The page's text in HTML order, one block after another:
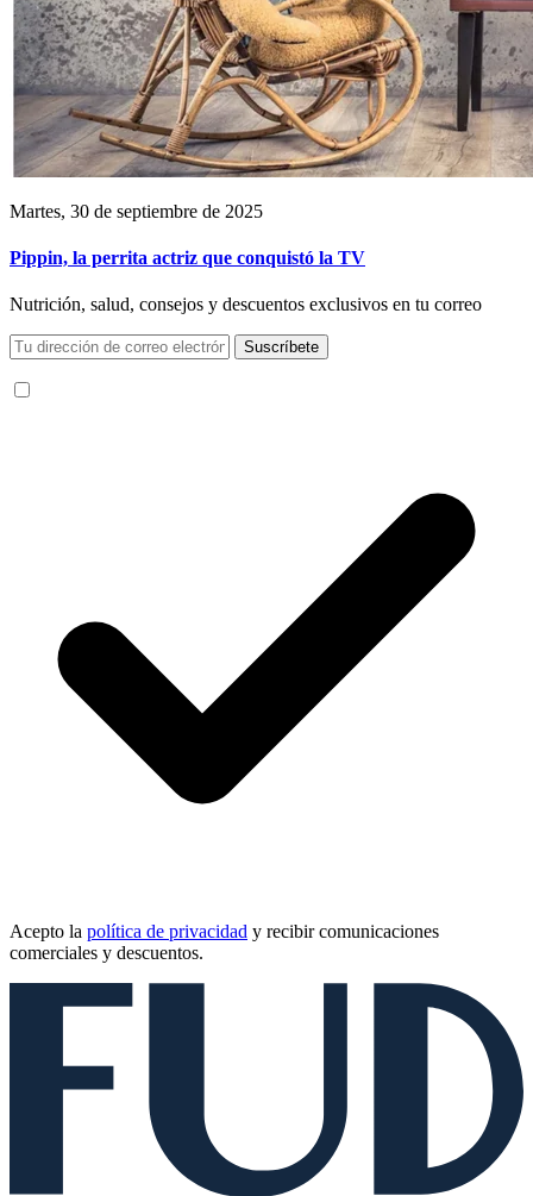
Martes, 30 de septiembre de 2025
Pippin, la perrita actriz que conquistó la TV
Nutrición, salud, consejos y descuentos exclusivos en tu correo
Suscríbete
Acepto la política de privacidad y recibir comunicaciones
comerciales y descuentos.